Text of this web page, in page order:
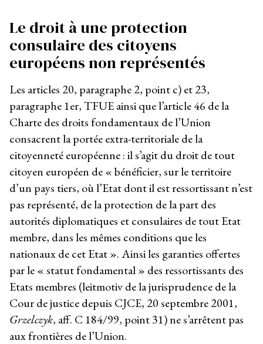
Le droit à une protection
consulaire des citoyens
européens non représentés
Les articles 20, paragraphe 2, point c) et 23,
paragraphe 1er, TFUE ainsi que l’article 46 de la
Charte des droits fondamentaux de l’Union
consacrent la portée extra-territoriale de la
citoyenneté européenne : il s’agit du droit de tout
citoyen européen de « bénéficier, sur le territoire
d’un pays tiers, où l’Etat dont il est ressortissant n’est
pas représenté, de la protection de la part des
autorités diplomatiques et consulaires de tout Etat
membre, dans les mêmes conditions que les
nationaux de cet Etat ». Ainsi les garanties offertes
par le « statut fondamental » des ressortissants des
Etats membres (leitmotiv de la jurisprudence de la
Cour de justice depuis CJCE, 20 septembre 2001,
Grzelczyk, aff. C 184/99, point 31) ne s’arrêtent pas
aux frontières de l’Union.